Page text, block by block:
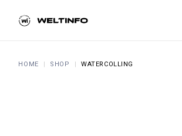
content
HOME SHOP WATERCOLLING